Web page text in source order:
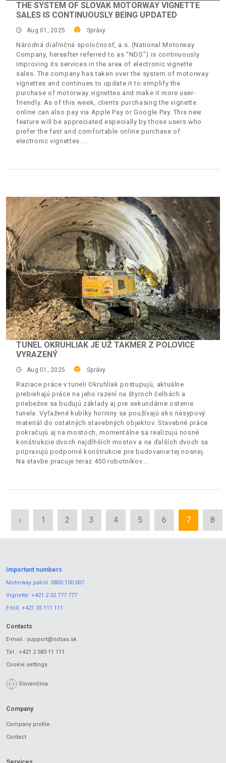
THE SYSTEM OF SLOVAK MOTORWAY VIGNETTE
SALES IS CONTINUOUSLY BEING UPDATED
Aug 01, 2025 Správy
Národná diaľničná spoločnosť, a.s. (National Motorway
Company, hereafter referred to as “NDS”) is continuously
improving its services in the area of electronic vignette
sales. The company has taken over the system of motorway
vignettes and continues to update it to simplify the
purchase of motorway vignettes and make it more user-
friendly. As of this week, clients purchasing the vignette
online can also pay via Apple Pay or Google Pay. This new
feature will be appreciated especially by those users who
prefer the fast and comfortable online purchase of
electronic vignettes.
TUNEL OKRUHLIAK JE UŽ TAKMER Z POLOVICE
VYRAZENÝ
Aug 01, 2025 Správy
Raziace práce v tuneli Okruhliak postupujú, aktuálne
prebiehajú práce na jeho razení na štyroch čelbách a
priebežne sa budujú základy aj pre sekundárne ostenie
tunela. Vyťažené kubíky horniny sa používajú ako násypový
materiál do ostatných stavebných objektov. Stavebné práce
pokračujú aj na mostoch, momentálne sa realizujú nosné
konštrukcie dvoch najdlhších mostov a na ďalších dvoch sa
pripravujú podporné konštrukcie pre budovanie tej nosnej.
Na stavbe pracuje teraz 450 robotníkov.
‹ 1 2 3 4 5 6 7 8
Important numbers
Motorway patrol: 0800 100 007
Vignette: +421 2 32 777 777
E-toll: +421 35 111 111
Contacts
E-mail.: support@ndsas.sk
Tel.: +421 2 583 11 111
Cookie settings
Slovenčina
Company
Company profile
Contact